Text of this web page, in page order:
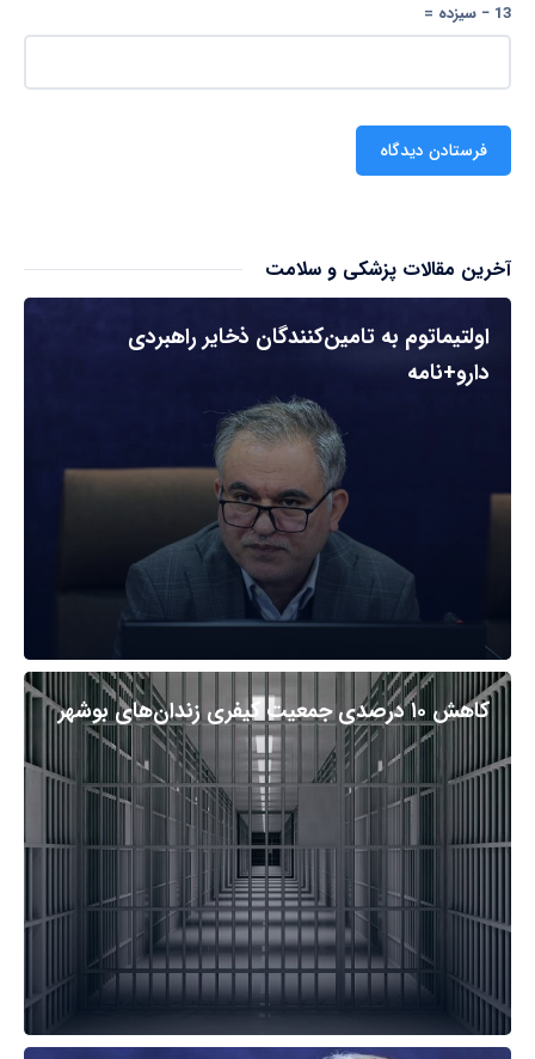
13 − سیزده =
آخرین مقالات پزشکی و سلامت
اولتیماتوم به تامین‌کنندگان ذخایر راهبردی
دارو+نامه
کاهش ۱۰ درصدی جمعیت کیفری زندان‌های بوشهر